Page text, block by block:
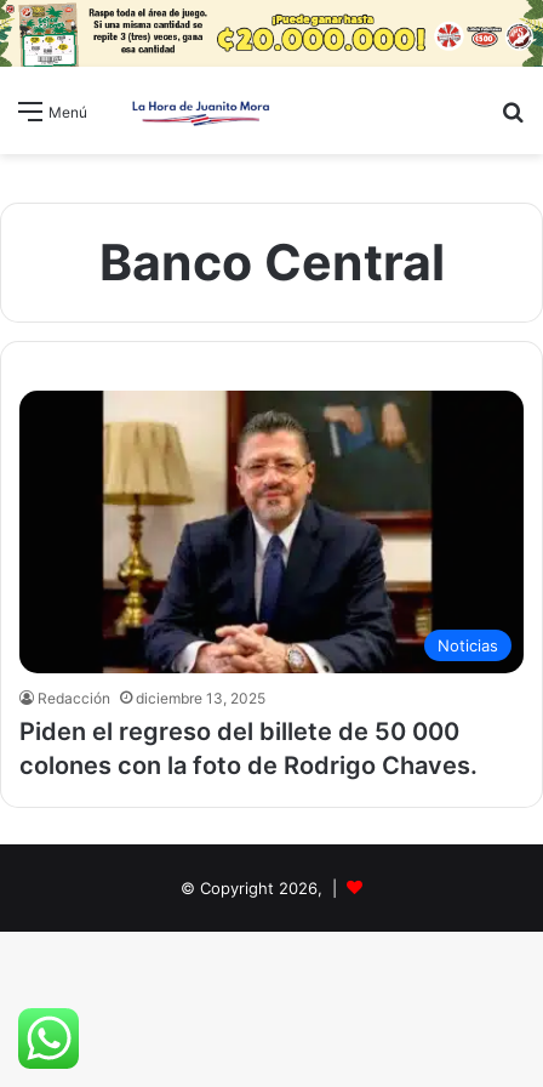
Menú
Banco Central
Noticias
Redacción diciembre 13, 2025
Piden el regreso del billete de 50 000
colones con la foto de Rodrigo Chaves.
© Copyright 2026, |